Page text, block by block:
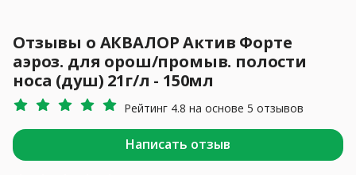
Отзывы о АКВАЛОР Актив Форте
аэроз. для орош/промыв. полости
носа (душ) 21г/л - 150мл
Рейтинг 4.8 на основе 5 отзывов
Написать отзыв